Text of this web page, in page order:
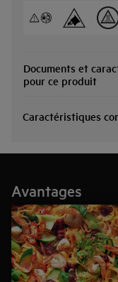
Documents et
pour ce produit
Caractéristiques
Avantages